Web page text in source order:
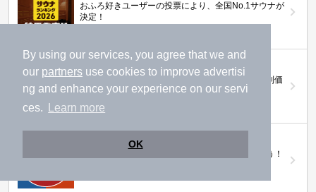
By using our services, you agree that we and
our partners use cookies to improve advertisi
ng and enhance your experience on our servi
ces.
Learn more
OK
おふろ好きユーザーの投票により、全国No.1サウナが
決定！
ニフティ温泉プレミアムクーポン
ノジマモバイル会員向け 通常よりもお得な「特別価
格」で人気の温泉を満喫できる！
【ニフティ温泉 百名湯2026】
行ってみたい施設に投票してプレゼントを当てよう！